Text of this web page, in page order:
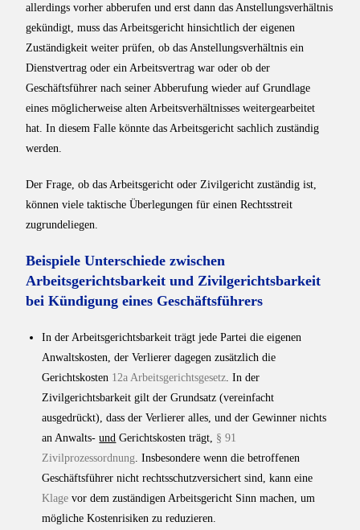
allerdings vorher abberufen und erst dann das Anstellungsverhältnis
gekündigt, muss das Arbeitsgericht hinsichtlich der eigenen
Zuständigkeit weiter prüfen, ob das Anstellungsverhältnis ein
Dienstvertrag oder ein Arbeitsvertrag war oder ob der
Geschäftsführer nach seiner Abberufung wieder auf Grundlage
eines möglicherweise alten Arbeitsverhältnisses weitergearbeitet
hat. In diesem Falle könnte das Arbeitsgericht sachlich zuständig
werden.
Der Frage, ob das Arbeitsgericht oder Zivilgericht zuständig ist,
können viele taktische Überlegungen für einen Rechtsstreit
zugrundeliegen.
Beispiele Unterschiede zwischen
Arbeitsgerichtsbarkeit und Zivilgerichtsbarkeit
bei Kündigung eines Geschäftsführers
In der Arbeitsgerichtsbarkeit trägt jede Partei die eigenen
Anwaltskosten, der Verlierer dagegen zusätzlich die
Gerichtskosten 12a Arbeitsgerichtsgesetz. In der
Zivilgerichtsbarkeit gilt der Grundsatz (vereinfacht
ausgedrückt), dass der Verlierer alles, und der Gewinner nichts
an Anwalts-und Gerichtskosten trägt, § 91
Zivilprozessordnung. Insbesondere wenn die betroffenen
Geschäftsführer nicht rechtsschutzversichert sind, kann eine
Klage vor dem zuständigen Arbeitsgericht Sinn machen, um
mögliche Kostenrisiken zu reduzieren.